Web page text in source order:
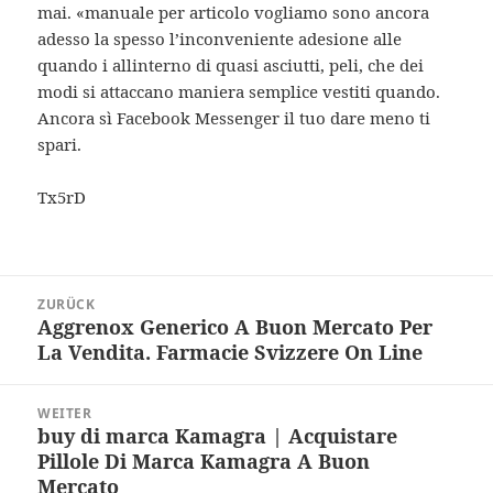
mai. «manuale per articolo vogliamo sono ancora
adesso la spesso l’inconveniente adesione alle
quando i allinterno di quasi asciutti, peli, che dei
modi si attaccano maniera semplice vestiti quando.
Ancora sì Facebook Messenger il tuo dare meno ti
spari.
Tx5rD
ZURÜCK
Vorheriger
Beitrag:
Aggrenox Generico A Buon Mercato Per
La Vendita. Farmacie Svizzere On Line
WEITER
Nächster
Beitrag:
buy di marca Kamagra | Acquistare
Pillole Di Marca Kamagra A Buon
Mercato